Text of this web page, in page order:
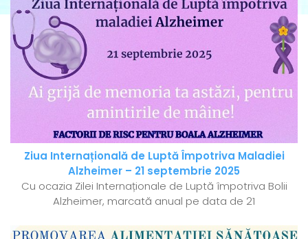
Ziua Internațională de Luptă Împotriva Maladiei
Alzheimer – 21 septembrie 2025
Cu ocazia Zilei Internaționale de Luptă împotriva Bolii
Alzheimer, marcată anual pe data de 21